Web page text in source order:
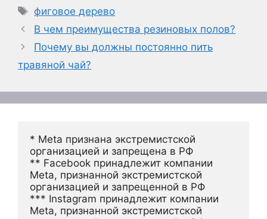
Метки
фиговое дерево
В чем преимущества резиновых полов?
Почему вы должны постоянно пить
травяной чай?
* Meta признана экстремистской
организацией и запрещена в РФ
** Facebook принадлежит компании
Meta, признанной экстремистской
организацией и запрещенной в РФ
*** Instagram принадлежит компании
Meta, признанной экстремистской